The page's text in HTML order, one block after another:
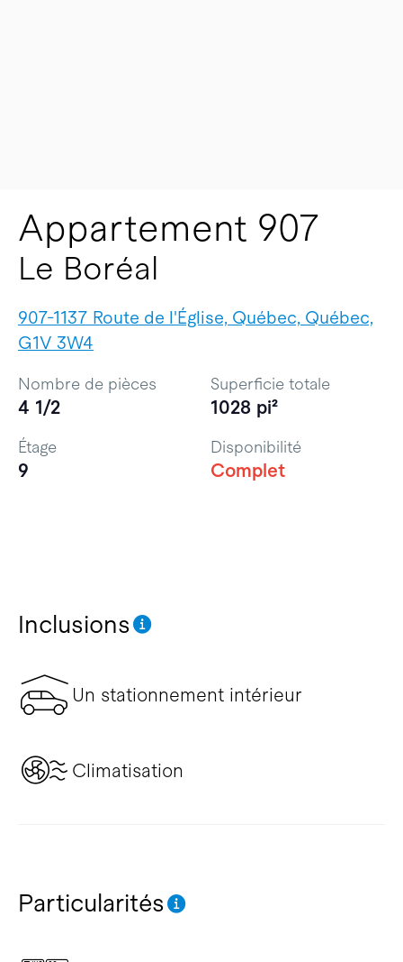
Appartement 907
Le Boréal
907-1137 Route de l'Église, Québec, Québec,
G1V 3W4
Inclusions
Un stationnement intérieur
Climatisation
Particularités
Nombre de pièces
4 1/2
Superficie totale
1028 pi²
Étage
9
Disponibilité
Complet